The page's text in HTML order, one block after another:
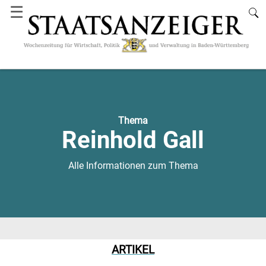
☰
Thema
Reinhold Gall
Alle Informationen zum Thema
ARTIKEL